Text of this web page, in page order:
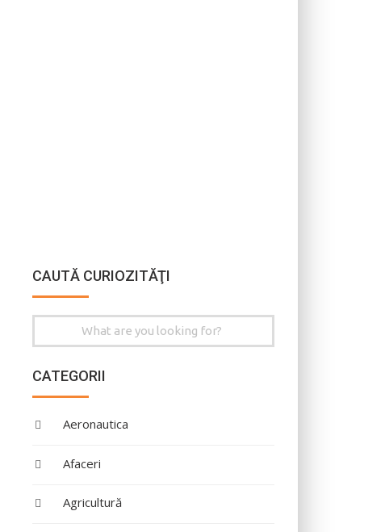
CAUTĂ CURIOZITĂŢI
Search
CATEGORII
Aeronautica
Afaceri
Agricultură